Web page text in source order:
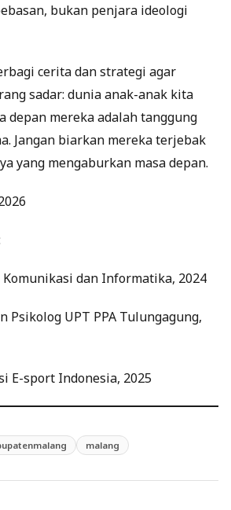
bukan penjara ideologi
cerita dan strategi agar
sadar: dunia anak-anak kita
depan mereka adalah tanggung
Jangan biarkan mereka terjebak
yang mengaburkan masa depan.
dan Informatika, 2024
Psikolog UPT PPA Tulungagung,
E-sport Indonesia, 2025
malang